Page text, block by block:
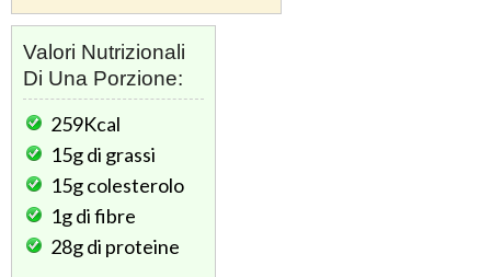
Valori Nutrizionali
Di Una Porzione:
259Kcal
15gdi grassi
15gcolesterolo
1gdi fibre
28gdi proteine